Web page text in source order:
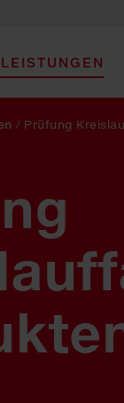
LEISTUNGEN
/ Prüfung